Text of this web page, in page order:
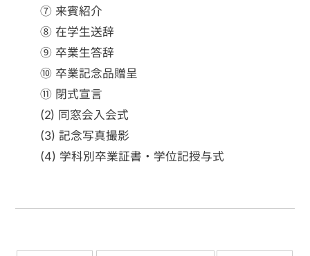
⑦ 来賓紹介
⑧ 在学生送辞
⑨ 卒業生答辞
⑩ 卒業記念品贈呈
⑪ 閉式宣言
(2) 同窓会入会式
(3) 記念写真撮影
(4) 学科別卒業証書・学位記授与式